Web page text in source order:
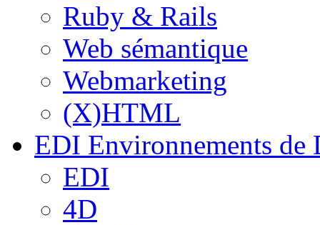
Ruby & Rails
Web sémantique
Webmarketing
(X)HTML
EDI Environnements de
EDI
4D